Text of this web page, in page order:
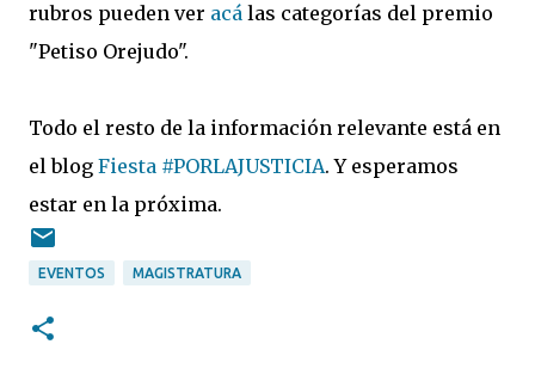
rubros pueden ver acá las categorías del premio
"Petiso Orejudo".
Todo el resto de la información relevante está en
el blog Fiesta #PORLAJUSTICIA. Y esperamos
estar en la próxima.
EVENTOS MAGISTRATURA